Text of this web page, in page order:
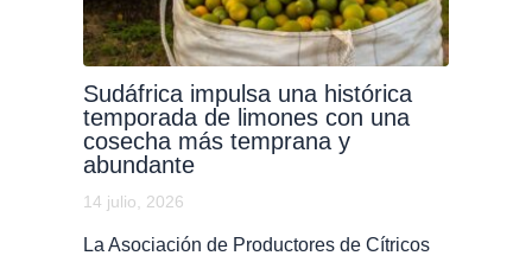
Sudáfrica impulsa una histórica
temporada de limones con una
cosecha más temprana y
abundante
14 julio, 2026
La Asociación de Productores de Cítricos